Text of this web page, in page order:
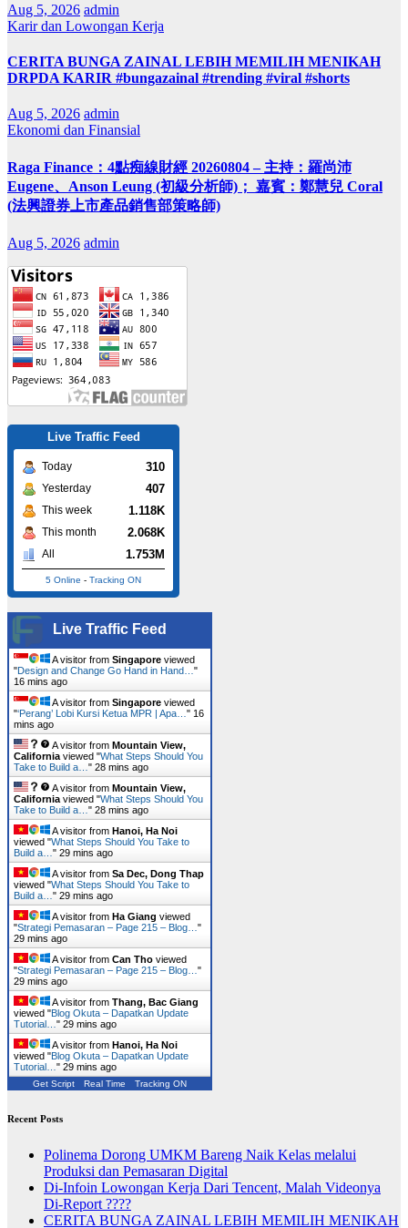
Aug 5, 2026 admin
Karir dan Lowongan Kerja
CERITA BUNGA ZAINAL LEBIH MEMILIH MENIKAH
DRPDA KARIR #bungazainal #trending #viral #shorts
Aug 5, 2026 admin
Ekonomi dan Finansial
Raga Finance：4點痴線財經 20260804 – 主持：羅尚沛
Eugene、Anson Leung (初級分析師)； 嘉賓：鄭慧兒 Coral
(法興證券上市產品銷售部策略師)
Aug 5, 2026 admin
Live Traffic Feed
Today 310
Yesterday 407
This week 1.118K
This month 2.068K
All 1.753M
5 Online - Tracking ON
Live Traffic Feed
A visitor from Singapore viewed
"Design and Change Go Hand in Hand… "
16 mins ago
A visitor from Singapore viewed
"‘Perang’ Lobi Kursi Ketua MPR | Apa… " 16
mins ago
A visitor from Mountain View,
California viewed "What Steps Should You
Take to Build a… " 28 mins ago
A visitor from Mountain View,
California viewed "What Steps Should You
Take to Build a… " 28 mins ago
A visitor from Hanoi, Ha Noi
viewed "What Steps Should You Take to
Build a… " 29 mins ago
A visitor from Sa Dec, Dong Thap
viewed "What Steps Should You Take to
Build a… " 29 mins ago
A visitor from Ha Giang viewed
"Strategi Pemasaran – Page 215 – Blog… "
29 mins ago
A visitor from Can Tho viewed
"Strategi Pemasaran – Page 215 – Blog… "
29 mins ago
A visitor from Thang, Bac Giang
viewed "Blog Okuta – Dapatkan Update
Tutorial… " 29 mins ago
A visitor from Hanoi, Ha Noi
viewed "Blog Okuta – Dapatkan Update
Tutorial… " 29 mins ago
Get Script Real Time Tracking ON
Recent Posts
Polinema Dorong UMKM Bareng Naik Kelas melalui
Produksi dan Pemasaran Digital
Di-Infoin Lowongan Kerja Dari Tencent, Malah Videonya
Di-Report ????
CERITA BUNGA ZAINAL LEBIH MEMILIH MENIKAH